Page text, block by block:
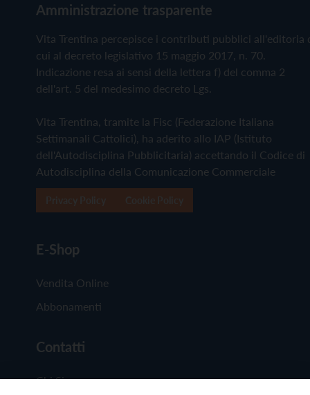
Amministrazione trasparente
Vita Trentina percepisce i contributi pubblici all'editoria
cui al decreto legislativo 15 maggio 2017, n. 70.
Indicazione resa ai sensi della lettera f) del comma 2
dell'art. 5 del medesimo decreto Lgs.
Vita Trentina, tramite la Fisc (Federazione Italiana
Settimanali Cattolici), ha aderito allo IAP (Istituto
dell'Autodisciplina Pubblicitaria) accettando il Codice di
Autodisciplina della Comunicazione Commerciale
E-Shop
Vendita Online
Abbonamenti
Contatti
Chi Siamo